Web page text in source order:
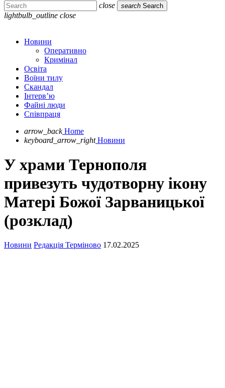
close search Search
lightbulb_outline close
Новини
Оперативно
Кримінал
Освіта
Воїни тилу
Скандал
Інтерв’ю
Файні люди
Співпраця
arrow_back Home
keyboard_arrow_right Новини
У храми Тернополя
привезуть чудотворну ікону
Матері Божої Зарваницької
(розклад)
Новини Редакція Терміново 17.02.2025